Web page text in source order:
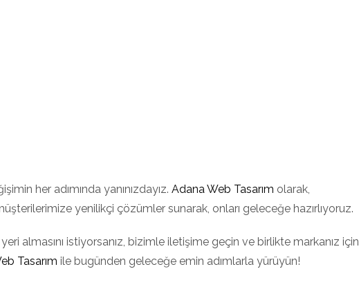
her adımında yanınızdayız. Adana Web Tasarım olarak,
yenilikçi çözümler sunarak, onları geleceğe hazırlıyoruz.
almasını istiyorsanız, bizimle iletişime geçin ve birlikte markanız için
Tasarım ile bugünden geleceğe emin adımlarla yürüyün!